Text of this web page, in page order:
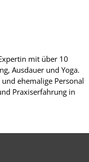
mit über 10
Ausdauer und Yoga.
ehemalige Personal
Praxiserfahrung in